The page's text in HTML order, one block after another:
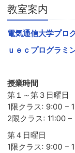
教室案内
電気通信大学プロ
ｕｅｃプログラミ
授業時間
第１～第３日曜日
1限クラス: 9:00 –
2限クラス: 11:00 –
第４日曜日
1限クラス: 9:00 –